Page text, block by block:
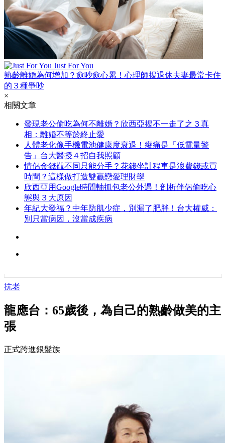
Just For You
熟齡離婚為何增加？愈吵愈心累！心理師揭退休夫妻最常卡住
的３種爭吵
×
相關文章
發現老公偷吃為何不離婚？欣西亞揭不一走了之３真
相：離婚不等於終止愛
人體老化像手機電池健康度衰退！痠痛是「低電量警
告」台大醫授４招自我照顧
情侶金錢觀不同只能分手？花錢坐計程車是浪費錢或買
時間？這樣做打造雙贏戀愛理財學
欣西亞用Google時間軸抓包老公外遇！剖析伴侶偷吃心
態與３大原因
年紀大發福？中年防肌少症，別漏了肥胖！台大權威：
別只當病因，沒當成疾病
抗老
龍應台：65歲後，為自己的熟齡做美的主
張
正式跨進銀髮族